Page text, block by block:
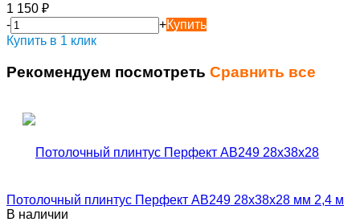
1 150 ₽
-
+Купить
Купить в 1 клик
Рекомендуем посмотреть Сравнить все
Потолочный плинтус Перфект AB249 28х38х28 мм 2,4 м
В наличии